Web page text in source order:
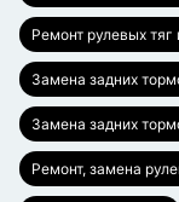
Ремонт рулевых тяг
Замена задних
Замена задних
Ремонт, замена